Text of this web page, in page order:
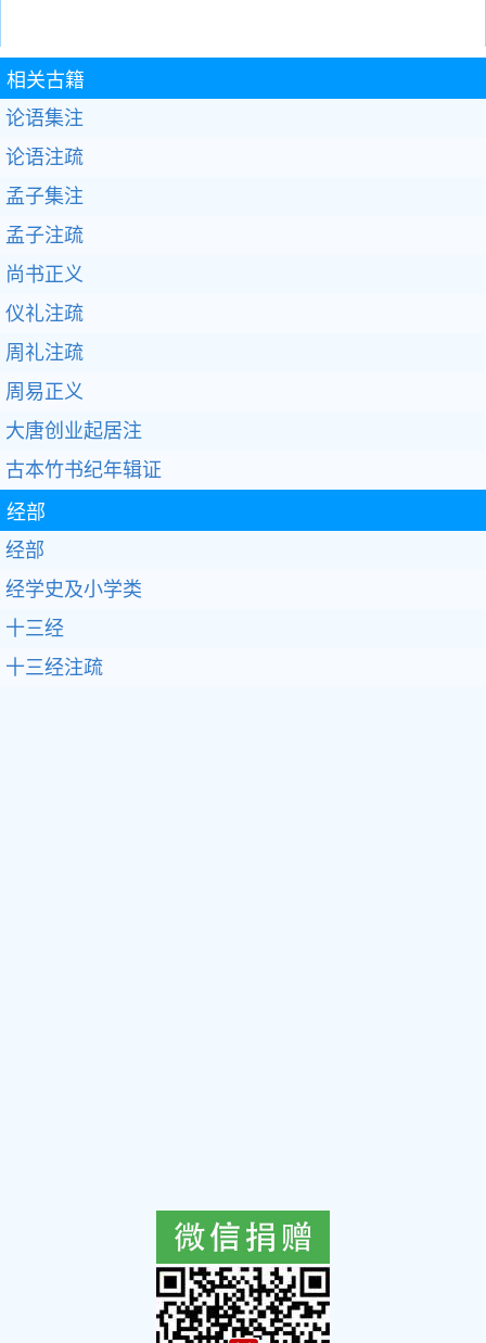
相关古籍
论语集注
论语注疏
孟子集注
孟子注疏
尚书正义
仪礼注疏
周礼注疏
周易正义
大唐创业起居注
古本竹书纪年辑证
经部
经部
经学史及小学类
十三经
十三经注疏